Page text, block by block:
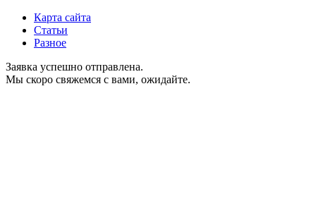
Карта сайта
Статьи
Разное
Заявка успешно отправлена.
Мы скоро свяжемся с вами, ожидайте.